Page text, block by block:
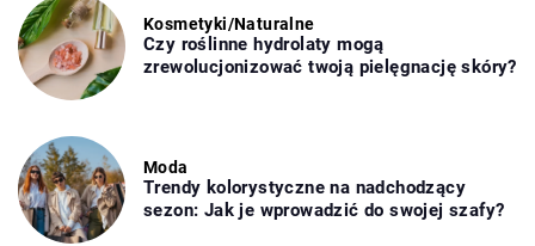
Kosmetyki/Naturalne
Czy roślinne hydrolaty mogą
zrewolucjonizować twoją pielęgnację skóry?
Moda
Trendy kolorystyczne na nadchodzący
sezon: Jak je wprowadzić do swojej szafy?